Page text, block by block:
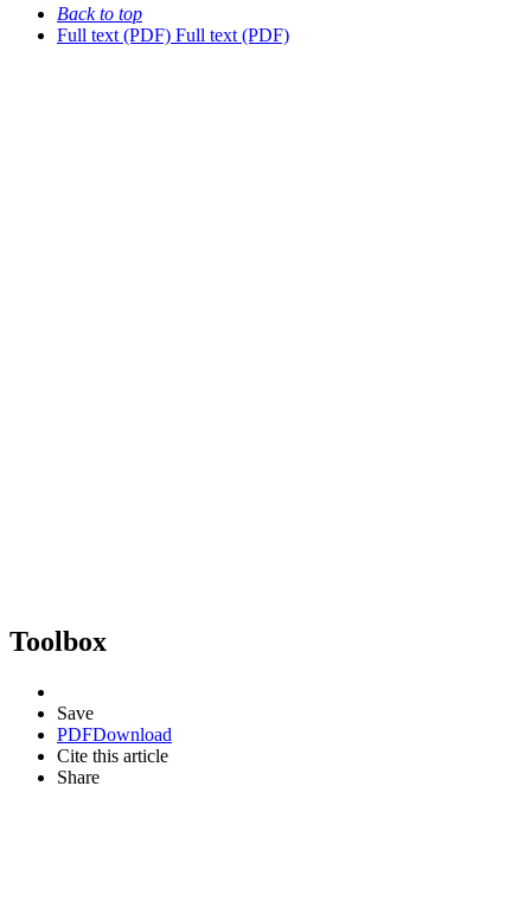
Back to top
Full text (PDF) Full text (PDF)
Toolbox
Save
PDFDownload
Cite this article
Share